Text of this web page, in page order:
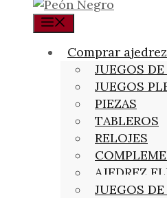
Comprar ajedrez
JUEGOS
JUEGOS
PIEZAS
TABLEROS
RELOJES
AJEDREZ
JUEGOS